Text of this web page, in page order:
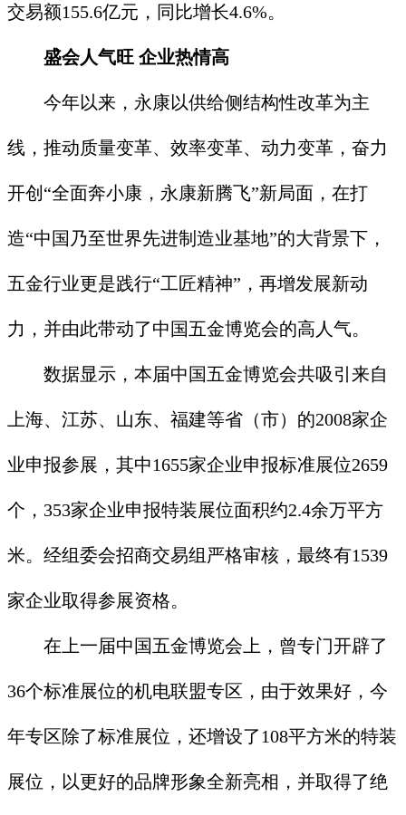
交易额155.6亿元，同比增长4.6%。
盛会人气旺 企业热情高
今年以来，永康以供给侧结构性改革为主
线，推动质量变革、效率变革、动力变革，奋力
开创“全面奔小康，永康新腾飞”新局面，在打
造“中国乃至世界先进制造业基地”的大背景下，
五金行业更是践行“工匠精神”，再增发展新动
力，并由此带动了中国五金博览会的高人气。
数据显示，本届中国五金博览会共吸引来自
上海、江苏、山东、福建等省（市）的2008家企
业申报参展，其中1655家企业申报标准展位2659
个，353家企业申报特装展位面积约2.4余万平方
米。经组委会招商交易组严格审核，最终有1539
家企业取得参展资格。
在上一届中国五金博览会上，曾专门开辟了
36个标准展位的机电联盟专区，由于效果好，今
年专区除了标准展位，还增设了108平方米的特装
展位，以更好的品牌形象全新亮相，并取得了绝